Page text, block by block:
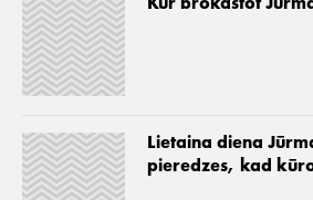
Kur brokastot
Lietaina diena
pieredzes, kad